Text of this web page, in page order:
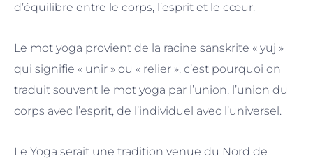
d’équilibre entre le corps, l’esprit et le cœur.
Le mot yoga provient de la racine sanskrite « yuj »
qui signifie « unir » ou « relier », c’est pourquoi on
traduit souvent le mot yoga par l’union, l’union du
corps avec l’esprit, de l’individuel avec l’universel.
Le Yoga serait une tradition venue du Nord de